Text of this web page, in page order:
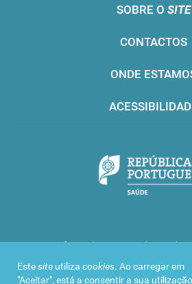
Estesite utiliza cookies. Ao carregar em
"Aceitar", está a consentir a sua
SOBRE O SITE
CONTACTOS
ONDE
Infarmed © 2016. Todos os